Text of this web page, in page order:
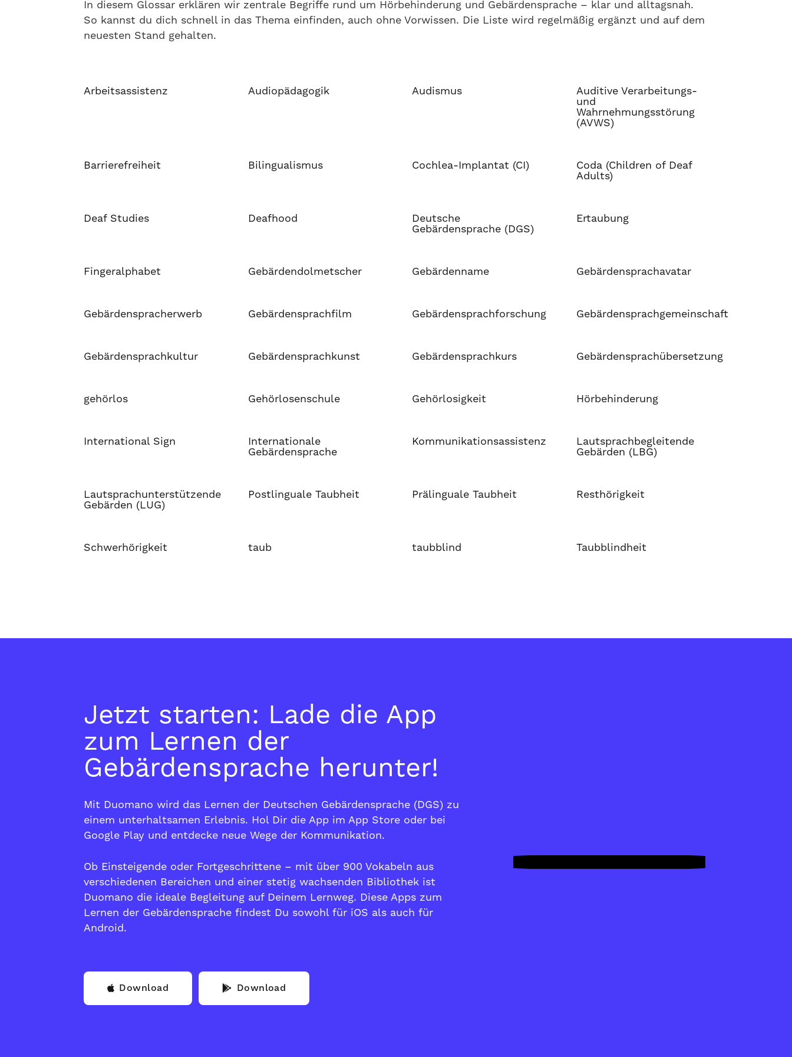
In diesem Glossar erklären wir zentrale Begriffe rund um Hörbehinderung und Gebärdensprache – klar und alltagsnah.
So kannst du dich schnell in das Thema einfinden, auch ohne Vorwissen. Die Liste wird regelmäßig ergänzt und auf dem
neuesten Stand gehalten.
Arbeitsassistenz Audiopädagogik Audismus Auditive Verarbeitungs-
und
Wahrnehmungsstörung
(AVWS)
Barrierefreiheit Bilingualismus Cochlea-Implantat (CI) Coda (Children of Deaf
Adults)
Deaf Studies Deafhood Deutsche
Gebärdensprache (DGS)
Ertaubung
Fingeralphabet Gebärdendolmetscher Gebärdenname Gebärdensprachavatar
Gebärdenspracherwerb Gebärdensprachfilm Gebärdensprachforschung Gebärdensprachgemeinschaft
Gebärdensprachkultur Gebärdensprachkunst Gebärdensprachkurs Gebärdensprachübersetzung
gehörlos Gehörlosenschule Gehörlosigkeit Hörbehinderung
International Sign Internationale
Gebärdensprache
Kommunikationsassistenz Lautsprachbegleitende
Gebärden (LBG)
Lautsprachunterstützende
Gebärden (LUG)
Postlinguale Taubheit Prälinguale Taubheit Resthörigkeit
Schwerhörigkeit taub taubblind Taubblindheit
Jetzt starten: Lade die App
zum Lernen der
Gebärdensprache herunter!
Mit Duomano wird das Lernen der Deutschen Gebärdensprache (DGS) zu
einem unterhaltsamen Erlebnis. Hol Dir die App im App Store oder bei
Google Play und entdecke neue Wege der Kommunikation.
Ob Einsteigende oder Fortgeschrittene – mit über 900 Vokabeln aus
verschiedenen Bereichen und einer stetig wachsenden Bibliothek ist
Duomano die ideale Begleitung auf Deinem Lernweg. Diese Apps zum
Lernen der Gebärdensprache findest Du sowohl für iOS als auch für
Android.
Download Download